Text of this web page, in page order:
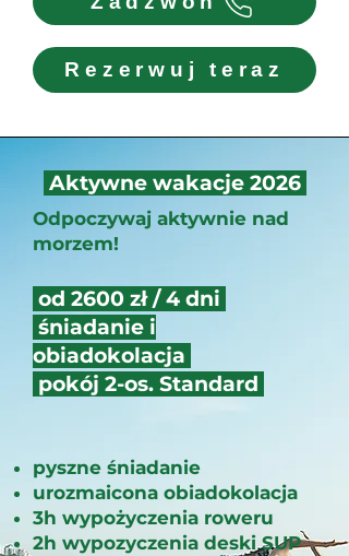
Rezerwuj teraz
Aktywne wakacje 2026
Odpoczywaj aktywnie nad
morzem!
od 2600 zł / 4 dni
śniadanie i
obiadokolacja
pokój 2-os. Standard
pyszne śniadanie
urozmaicona obiadokolacja
3h wypożyczenia roweru
2h wypozyczenia deski SUP